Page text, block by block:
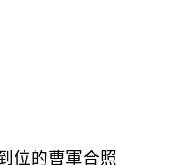
位的曹軍合照